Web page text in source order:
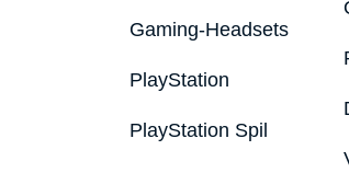
Gaming-Headsets
PlayStation
PlayStation Spil